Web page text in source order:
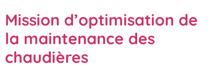
Mission d’optimisation de
la maintenance des
chaudières